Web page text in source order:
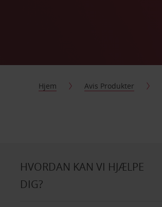
Hjem Avis Produkter
HVORDAN KAN VI HJÆLPE
DIG?